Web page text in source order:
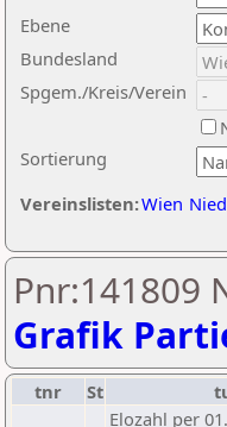
Ebene
Sortierung
Bundesland
Spgem./Kreis/Verein
Vereinslisten:Wien
Pnr:141809
Grafik
tnr St
Elozahl per